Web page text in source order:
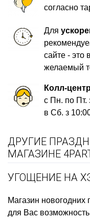
согласно
Для
сайте - это
желаемый
Колл-
с Пн. по Пт.
в Сб. з
ДРУГИЕ
МАГАЗИНЕ
УГОЩЕНИЕ НА
Магазин новогодних
для Вас